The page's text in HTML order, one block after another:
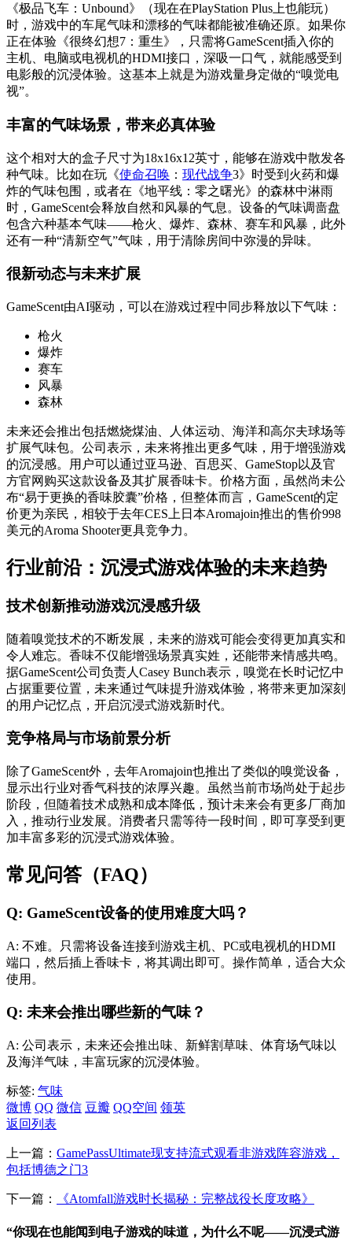
《极品飞车：Unbound》（现在在PlayStation Plus上也能玩）
时，游戏中的车尾气味和漂移的气味都能被准确还原。如果你
正在体验《很终幻想7：重生》，只需将GameScent插入你的
主机、电脑或电视机的HDMI接口，深吸一口气，就能感受到
电影般的沉浸体验。这基本上就是为游戏量身定做的“嗅觉电
视”。
丰富的气味场景，带来必真体验
这个相对大的盒子尺寸为18x16x12英寸，能够在游戏中散发各
种气味。比如在玩《使命召唤 ： 现代战争3》时受到火药和爆
炸的气味包围，或者在《地平线：零之曙光》的森林中淋雨
时，GameScent会释放自然和风暴的气息。设备的气味调啬盘
包含六种基本气味——枪火、爆炸、森林、赛车和风暴，此外
还有一种“清新空气”气味，用于清除房间中弥漫的异味。
很新动态与未来扩展
GameScent由AI驱动，可以在游戏过程中同步释放以下气味：
枪火
爆炸
赛车
风暴
森林
未来还会推出包括燃烧煤油、人体运动、海洋和高尔夫球场等
扩展气味包。公司表示，未来将推出更多气味，用于增强游戏
的沉浸感。用户可以通过亚马逊、百思买、GameStop以及官
方官网购买这款设备及其扩展香味卡。价格方面，虽然尚未公
布“易于更换的香味胶囊”价格，但整体而言，GameScent的定
价更为亲民，相较于去年CES上日本Aromajoin推出的售价998
美元的Aroma Shooter更具竞争力。
行业前沿：沉浸式游戏体验的未来趋势
技术创新推动游戏沉浸感升级
随着嗅觉技术的不断发展，未来的游戏可能会变得更加真实和
令人难忘。香味不仅能增强场景真实姓，还能带来情感共鸣。
据GameScent公司负责人Casey Bunch表示，嗅觉在长时记忆中
占据重要位置，未来通过气味提升游戏体验，将带来更加深刻
的用户记忆点，开启沉浸式游戏新时代。
竞争格局与市场前景分析
除了GameScent外，去年Aromajoin也推出了类似的嗅觉设备，
显示出行业对香气科技的浓厚兴趣。虽然当前市场尚处于起步
阶段，但随着技术成熟和成本降低，预计未来会有更多厂商加
入，推动行业发展。消费者只需等待一段时间，即可享受到更
加丰富多彩的沉浸式游戏体验。
常见问答（FAQ）
Q: GameScent设备的使用难度大吗？
A: 不难。只需将设备连接到游戏主机、PC或电视机的HDMI
端口，然后插上香味卡，将其调出即可。操作简单，适合大众
使用。
Q: 未来会推出哪些新的气味？
A: 公司表示，未来还会推出味、新鲜割草味、体育场气味以
及海洋气味，丰富玩家的沉浸体验。
标签: 气味
微博 QQ 微信 豆瓣 QQ空间 领英
返回列表
上一篇： GamePassUltimate现支持流式观看非游戏阵容游戏，
包括博德之门3
下一篇： 《Atomfall游戏时长揭秘：完整战役长度攻略》
“你现在也能闻到电子游戏的味道，为什么不呢——沉浸式游